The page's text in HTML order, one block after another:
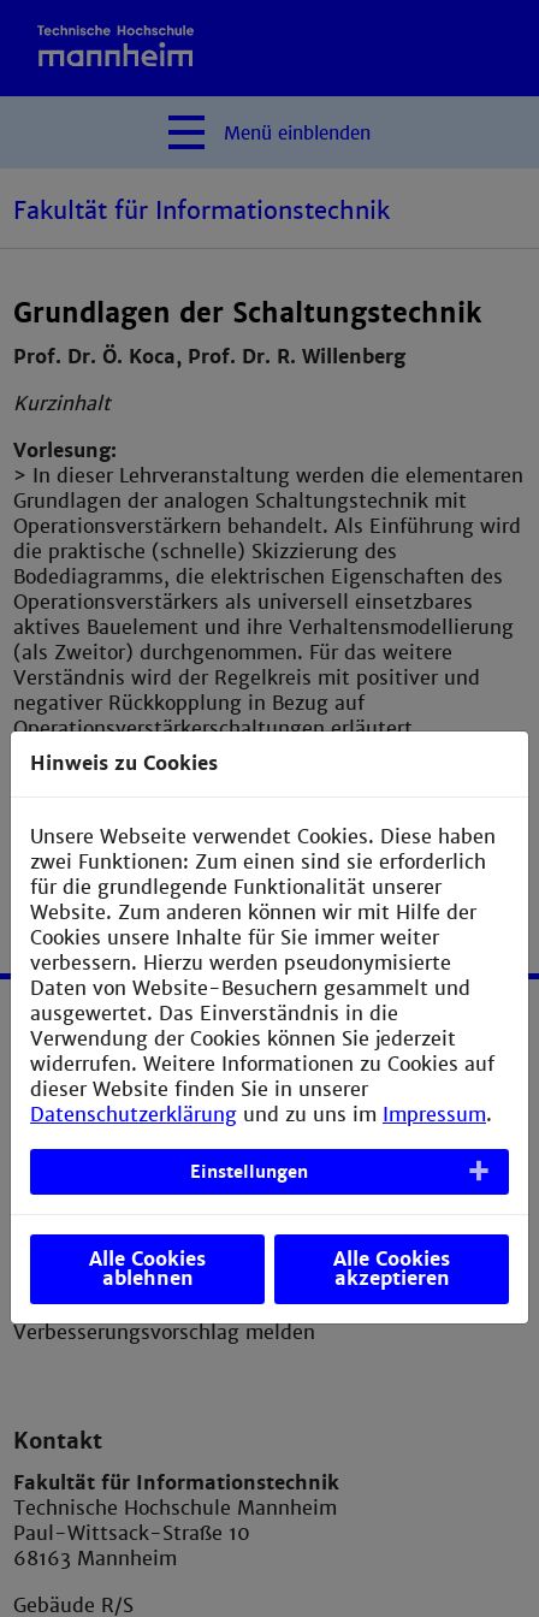
Menü einblenden
Fakultät für Informationstechnik
Grundlagen der Schaltungstechnik
Prof. Dr. Ö. Koca, Prof. Dr. R. Willenberg
Kurzinhalt
Vorlesung:
> In dieser Lehrveranstaltung werden die elementaren
Grundlagen der analogen Schaltungstechnik mit
Operationsverstärkern behandelt. Als Einführung wird
die praktische (schnelle) Skizzierung des
Bodediagramms, die elektrischen Eigenschaften des
Operationsverstärkers als universell einsetzbares
aktives Bauelement und ihre Verhaltensmodellierung
(als Zweitor) durchgenommen. Für das weitere
Verständnis wird der Regelkreis mit positiver und
negativer Rückkopplung in Bezug auf
Operationsverstärkerschaltungen erläutert.
> Zur Vertiefung des Fachs werden anschließend
Service
Impressum
Erklärung zur Barrierefreiheit
Datenschutzerklärung
Sitemap
Verbesserungsvorschlag melden
Kontakt
Fakultät für Informationstechnik
Technische Hochschule Mannheim
Paul-Wittsack-Straße 10
68163 Mannheim
Gebäude R/S
Hinweis zu Cookies
Unsere Webseite verwendet Cookies. Diese haben
zwei Funktionen: Zum einen sind sie erforderlich
für die grundlegende Funktionalität unserer
Website. Zum anderen können wir mit Hilfe der
Cookies unsere Inhalte für Sie immer weiter
verbessern. Hierzu werden pseudonymisierte
Daten von Website-Besuchern gesammelt und
ausgewertet. Das Einverständnis in die
Verwendung der Cookies können Sie jederzeit
widerrufen. Weitere Informationen zu Cookies auf
dieser Website finden Sie in unserer
Datenschutzerklärung und zu uns im Impressum.
Einstellungen
Alle Cookies
ablehnen
Alle Cookies
akzeptieren